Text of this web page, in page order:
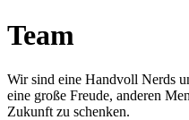
Team
Wir sind eine Handvoll Nerds
eine große Freude, anderen
Zukunft zu schenken.